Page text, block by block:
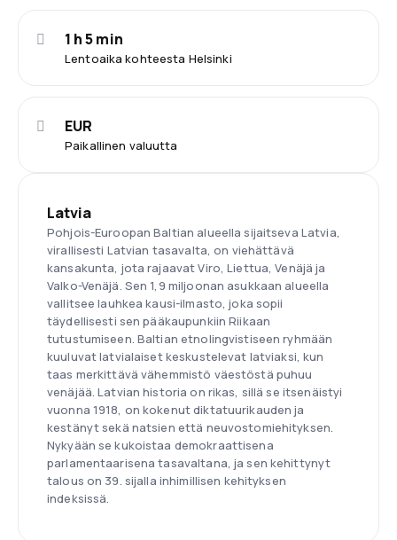
Lentoaika kohteesta Helsinki
1 h 5 min
Paikallinen valuutta
EUR
Latvia
Pohjois-Euroopan Baltian alueella sijaitseva Latvia,
virallisesti Latvian tasavalta, on viehättävä
kansakunta, jota rajaavat Viro, Liettua, Venäjä ja
Valko-Venäjä. Sen 1,9 miljoonan asukkaan alueella
vallitsee lauhkea kausi-ilmasto, joka sopii
täydellisesti sen pääkaupunkiin Riikaan
tutustumiseen. Baltian etnolingvistiseen ryhmään
kuuluvat latvialaiset keskustelevat latviaksi, kun
taas merkittävä vähemmistö väestöstä puhuu
venäjää. Latvian historia on rikas, sillä se itsenäistyi
vuonna 1918, on kokenut diktatuurikauden ja
kestänyt sekä natsien että neuvostomiehityksen.
Nykyään se kukoistaa demokraattisena
parlamentaarisena tasavaltana, ja sen kehittynyt
talous on 39. sijalla inhimillisen kehityksen
indeksissä.